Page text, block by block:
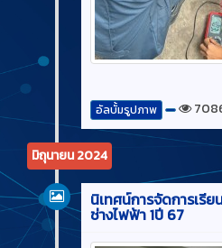
อัลบั้มรูปภาพ
มิถุนายน 2024
นิเทศน์การจัดการเรี
ช่างไฟฟ้า 1ปี 67